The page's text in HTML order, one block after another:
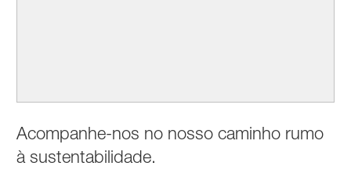
Acompanhe-nos no nosso caminho rumo
à sustentabilidade.